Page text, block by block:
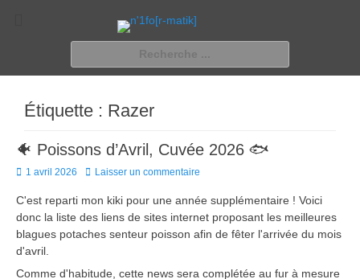
n'1fo[r-matik]
Pour les nymphos d'infos en info…
Étiquette : Razer
🐠 Poissons d’Avril, Cuvée 2026 🐟
Posted
1 avril 2026 Laisser un commentaire
C'est reparti mon kiki pour une année supplémentaire ! Voici
donc la liste des liens de sites internet proposant les meilleures
blagues potaches senteur poisson afin de fêter l'arrivée du mois
d'avril.
Comme d'habitude, cette news sera complétée au fur à mesure